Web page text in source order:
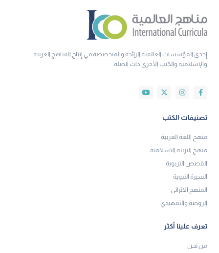
إحدى المؤسسات العالمية الرائدة والمتخصصة في إنتاج المناهج العربية
والإسلامية والكتب الأخرى ذات الصلة.
تصنيفات الكتب
منهج اللغة العربية
منهج التربية الاسلامية
القصص التربوية
السيرة النبوية
المنهج الاثرائي
الروضة والتمهيدي
تعرف علينا أكثر
من نحن